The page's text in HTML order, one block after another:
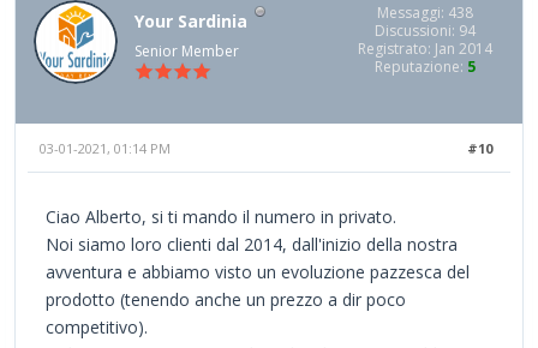
Your Sardinia
Senior Member
Messaggi: 438
Discussioni: 94
Registrato: Jan 2014
Reputazione: 5
#10
03-01-2021, 01:14 PM
Ciao Alberto, si ti mando il numero in privato.
Noi siamo loro clienti dal 2014, dall'inizio della nostra
avventura e abbiamo visto un evoluzione pazzesca del
prodotto (tenendo anche un prezzo a dir poco
competitivo).